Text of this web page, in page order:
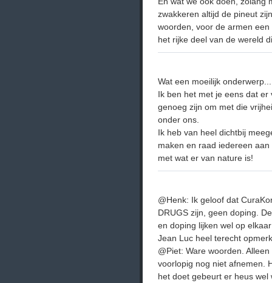
zwakkeren altijd de pineut
woorden, voor de armen
het rijke deel van de wereld
Wat een moeilijk
Ik ben het met je eens dat
genoeg zijn om met die
onder ons.
Ik heb van heel dichtbij
maken en raad iedereen
met wat er van nature is!
@Henk: Ik geloof dat
DRUGS zijn, geen doping.
en doping lijken wel op
Jean Luc heel terecht
@Piet: Ware woorden.
voorlopig nog niet afnemen.
het doet gebeurt er heus